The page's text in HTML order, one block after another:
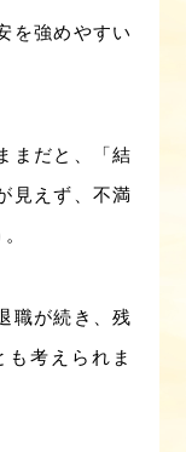
を強めやすい
まだと、「結
見えず、不満
職が続き、残
考えられま